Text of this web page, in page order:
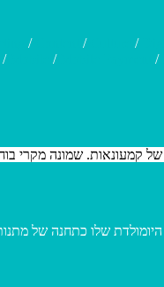
/ / /
/ / /
קמעונאות. שמונה מקרי